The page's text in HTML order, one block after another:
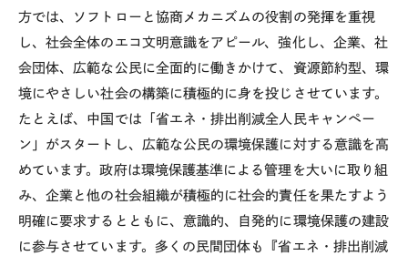
方では、ソフトローと協商メカニズムの役割の発揮を重視
し、社会全体のエコ文明意識をアピール、強化し、企業、社
会団体、広範な公民に全面的に働きかけて、資源節約型、環
境にやさしい社会の構築に積極的に身を投じさせています。
たとえば、中国では「省エネ・排出削減全人民キャンペー
ン」がスタートし、広範な公民の環境保護に対する意識を高
めています。政府は環境保護基準による管理を大いに取り組
み、企業と他の社会組織が積極的に社会的責任を果たすよう
明確に要求するとともに、意識的、自発的に環境保護の建設
に参与させています。多くの民間団体も『省エネ・排出削減